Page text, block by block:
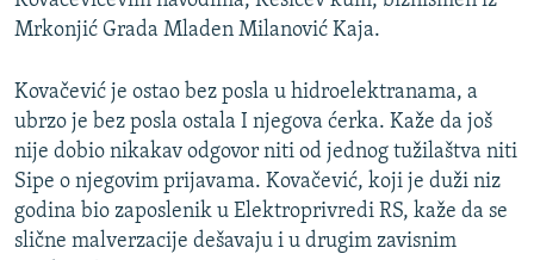
Mrkonjić Grada Mladen Milanović Kaja.
Kovačević je ostao bez posla u hidroelektranama, a
ubrzo je bez posla ostala I njegova ćerka. Kaže da još
nije dobio nikakav odgovor niti od jednog tužilaštva niti
Sipe o njegovim prijavama. Kovačević, koji je duži niz
godina bio zaposlenik u Elektroprivredi RS, kaže da se
slične malverzacije dešavaju i u drugim zavisnim